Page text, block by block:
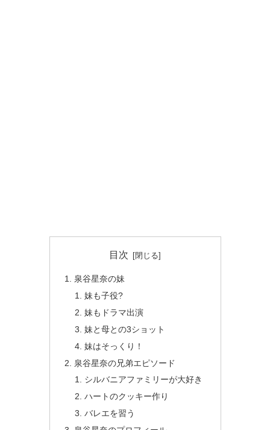
目次
泉谷星奈の妹
妹も子役?
妹もドラマ出演
妹と母との3ショット
妹はそっくり！
泉谷星奈の兄弟エピソード
シルバニアファミリーが大好き
ハートのクッキー作り
バレエを習う